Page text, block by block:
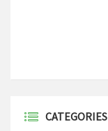
CATEGORIES